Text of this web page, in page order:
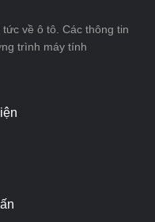
về ô tô. Các thông tin
trình máy tính